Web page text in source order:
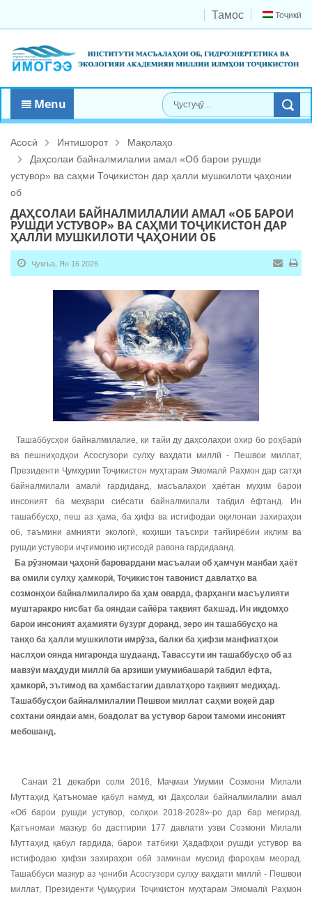
Тоҷикӣ
Тамос
Menu
Асосӣ Интишорот
Мақолаҳо
Даҳсолаи байналмилалии амал «Об барои рушди
устувор» ва саҳми Тоҷикистон дар ҳалли мушкилоти ҷаҳонии
об
ДАҲСОЛАИ БАЙНАЛМИЛАЛИИ АМАЛ «ОБ БАРОИ
РУШДИ УСТУВОР» ВА САҲМИ ТОҶИКИСТОН ДАР
ҲАЛЛИ МУШКИЛОТИ ҶАҲОНИИ ОБ
Ҷумъа, Ян 16 2026
Ташаббусҳои байналмилалие, ки тайи ду даҳсолаҳои охир бо роҳбарӣ
ва пешниҳодҳои Асосгузори сулҳу ваҳдати миллӣ - Пешвои миллат,
Президенти Ҷумҳурии Тоҷикистон муҳтарам Эмомалӣ Раҳмон дар сатҳи
байналмилали амалӣ гардиданд, масъалаҳои ҳаётан муҳим барои
инсоният ба меҳвари сиёсати байналмилали табдил ёфтанд. Ин
ташаббусҳо, пеш аз ҳама, ба ҳифз ва истифодаи оқилонаи захираҳои
об, таъмини амнияти экологӣ, коҳиши таъсири тағйирёбии иқлим ва
рушди устувори иҷтимоию иқтисодӣ равона гардидаанд.
Ба рӯзномаи ҷаҳонӣ баровардани масъалаи об ҳамчун манбаи ҳаёт
ва омили сулҳу ҳамкорӣ, Тоҷикистон тавонист давлатҳо ва
созмонҳои байналмилалиро ба ҳам оварда, фарҳанги масъулияти
муштаракро нисбат ба ояндаи сайёра тақвият бахшад. Ин иқдомҳо
барои инсоният аҳамияти бузург доранд, зеро ин ташаббусҳо на
танҳо ба ҳалли мушкилоти имрӯза, балки ба ҳифзи манфиатҳои
наслҳои оянда нигаронда шудаанд. Тавассути ин ташаббусҳо об аз
мавзӯи маҳдуди миллӣ ба арзиши умумибашарӣ табдил ёфта,
ҳамкорӣ, эътимод ва ҳамбастагии давлатҳоро тақвият медиҳад.
Ташаббусҳои байналмилалии Пешвои миллат саҳми воқеӣ дар
сохтани ояндаи амн, боадолат ва устувор барои тамоми инсоният
мебошанд.
Санаи 21 декабри соли 2016, Маҷмаи Умумии Созмони Милали
Муттаҳид Қатъномае қабул намуд, ки Даҳсолаи байналмилалии амал
«Об барои рушди устувор, солҳои 2018-2028»-ро дар бар мегирад.
Қатъномаи мазкур бо дастгирии 177 давлати узви Созмони Милали
Муттаҳид қабул гардида, барои татбиқи Ҳадафҳои рушди устувор ва
истифодаю ҳифзи захираҳои обӣ заминаи мусоид фароҳам меорад.
Ташаббуси мазкур аз ҷониби Асосгузори сулҳу ваҳдати миллӣ - Пешвои
миллат, Президенти Ҷумҳурии Тоҷикистон муҳтарам Эмомалӣ Раҳмон